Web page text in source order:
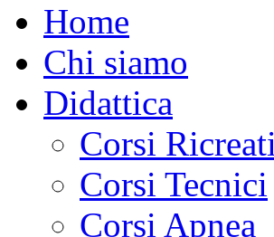
Home
Chi siamo
Didattica
Corsi
Corsi Tecnici
Corsi Apnea